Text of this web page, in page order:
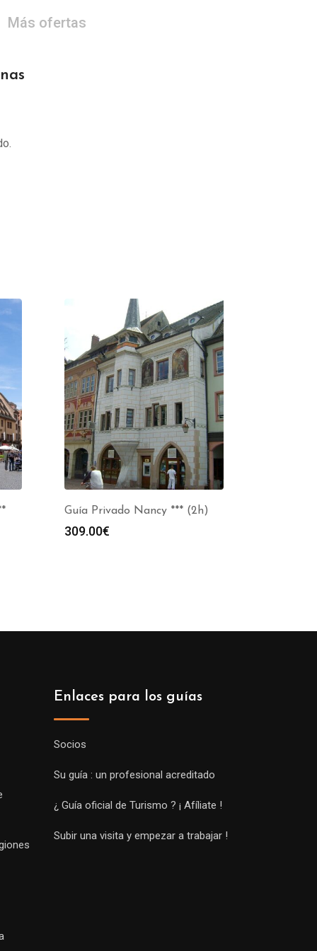
Más ofertas
Guía Privado Nancy *** (2h)
309.00€
Enlaces para los guías
Socios
Su guía : un profesional acreditado
¿ Guía oficial de Turismo ? ¡ Afíliate !
Subir una visita y empezar a trabajar !